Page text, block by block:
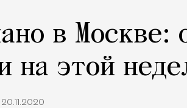
в Москве:
на этой
20.11.2020